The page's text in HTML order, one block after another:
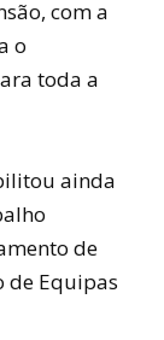
com a
o
toda a
ainda
de
de Equipas